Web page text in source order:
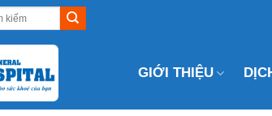
GIỚI THIỆU